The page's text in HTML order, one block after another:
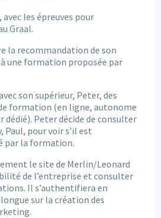
avec les épreuves pour
Graal.
la recommandation de son
une formation proposée par
son supérieur, Peter, des
formation (en ligne, autonome
dédié). Peter décide de consulter
Paul, pour voir s’il est
par la formation.
le site de Merlin/Leonard
de l’entreprise et consulter
Il s’authentifiera en
sur la création des